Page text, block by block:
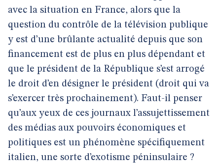
avec la situation en France, alors que la
question du contrôle de la télévision publique
y est d’une brûlante actualité depuis que son
financement est de plus en plus dépendant et
que le président de la République s’est arrogé
le droit d’en désigner le président (droit qui va
s’exercer très prochainement). Faut-il penser
qu’aux yeux de ces journaux l’assujettissement
des médias aux pouvoirs économiques et
politiques est un phénomène spécifiquement
italien, une sorte d’exotisme péninsulaire ?